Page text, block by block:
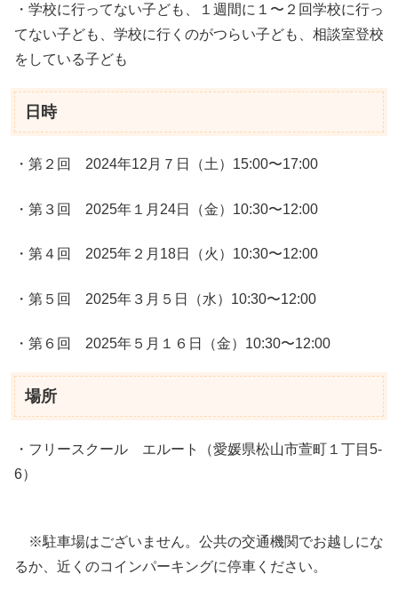
・学校に行ってない子ども、１週間に１〜２回学校に行っ
てない子ども、学校に行くのがつらい子ども、相談室登校
をしている子ども
日時
・第２回 2024年12月７日（土）15:00〜17:00
・第３回 2025年１月24日（金）10:30〜12:00
・第４回 2025年２月18日（火）10:30〜12:00
・第５回 2025年３月５日（水）10:30〜12:00
・第６回 2025年５月１６日（金）10:30〜12:00
場所
・フリースクール エルート（愛媛県松山市萱町１丁目5-
6）
※駐車場はございません。公共の交通機関でお越しにな
るか、近くのコインパーキングに停車ください。